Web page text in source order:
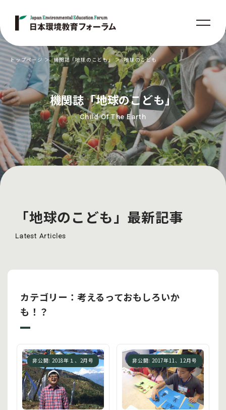
機関誌「地球のこども」
Child Of The Earth
トップページ 機関誌「地球のこども」 地球のこども
「地球のこども」最新記事
Latest Articles
カテゴリー：考えるっておもしろいか
も！？
非公開: 2018年１、2月号 非公開: 2017年11、12月号